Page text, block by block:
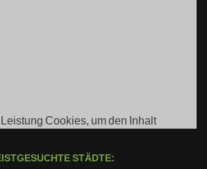
Cookies, um den Inhalt
STÄDTE: